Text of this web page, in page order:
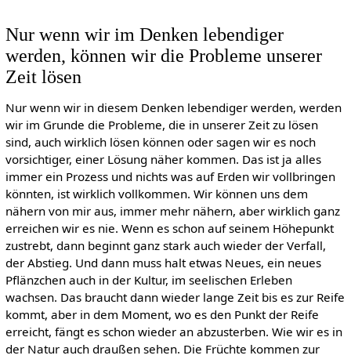
Nur wenn wir im Denken lebendiger
werden, können wir die Probleme unserer
Zeit lösen
Nur wenn wir in diesem Denken lebendiger werden, werden
wir im Grunde die Probleme, die in unserer Zeit zu lösen
sind, auch wirklich lösen können oder sagen wir es noch
vorsichtiger, einer Lösung näher kommen. Das ist ja alles
immer ein Prozess und nichts was auf Erden wir vollbringen
könnten, ist wirklich vollkommen. Wir können uns dem
nähern von mir aus, immer mehr nähern, aber wirklich ganz
erreichen wir es nie. Wenn es schon auf seinem Höhepunkt
zustrebt, dann beginnt ganz stark auch wieder der Verfall,
der Abstieg. Und dann muss halt etwas Neues, ein neues
Pflänzchen auch in der Kultur, im seelischen Erleben
wachsen. Das braucht dann wieder lange Zeit bis es zur Reife
kommt, aber in dem Moment, wo es den Punkt der Reife
erreicht, fängt es schon wieder an abzusterben. Wie wir es in
der Natur auch draußen sehen. Die Früchte kommen zur